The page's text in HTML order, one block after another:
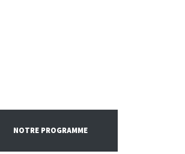
NOTRE PROGRAMME